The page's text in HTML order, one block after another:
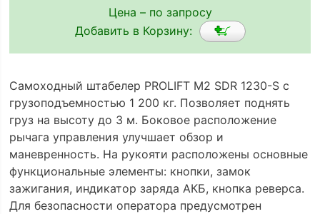
Цена – по запросу
Добавить в Корзину:
Самоходный штабелер PROLIFT M2 SDR 1230-S с
грузоподъемностью 1 200 кг. Позволяет поднять
груз на высоту до 3 м. Боковое расположение
рычага управления улучшает обзор и
маневренность. На рукояти расположены основные
функциональные элементы: кнопки, замок
зажигания, индикатор заряда АКБ, кнопка реверса.
Для безопасности оператора предусмотрен